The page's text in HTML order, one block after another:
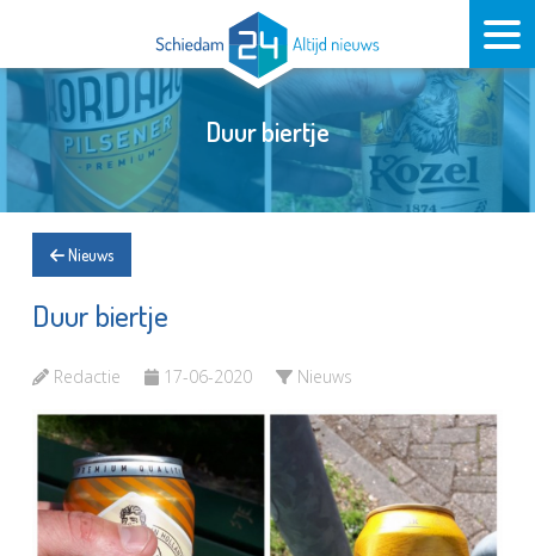
Duur biertje
Nieuws
Duur biertje
Redactie 17-06-2020 Nieuws